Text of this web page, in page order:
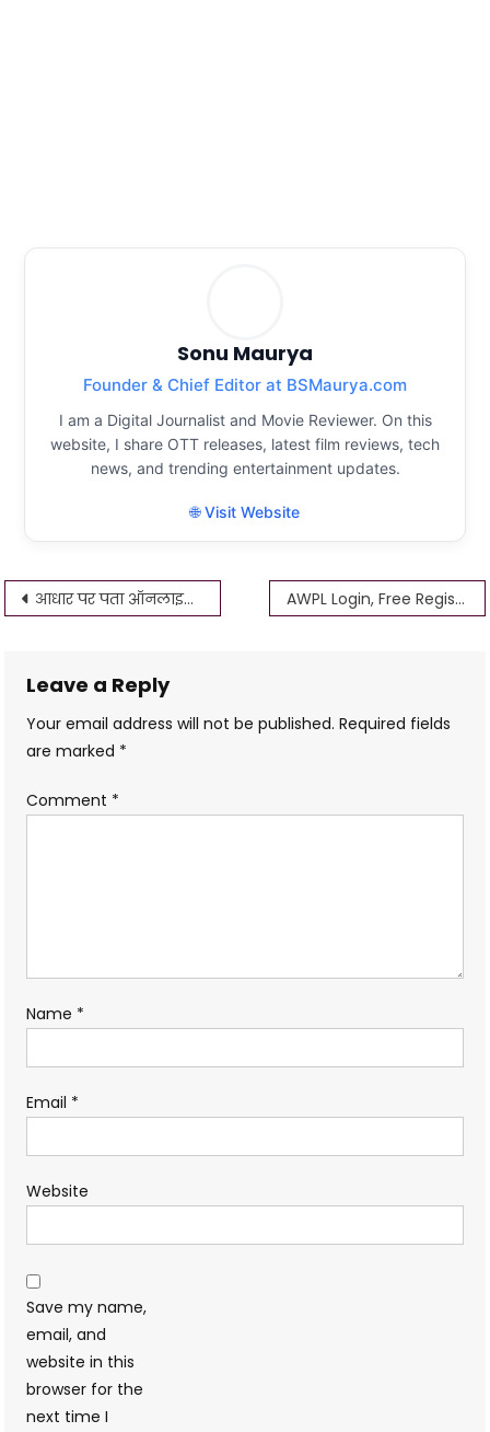
Sonu Maurya
Founder & Chief Editor at BSMaurya.com
I am a Digital Journalist and Movie Reviewer. On this
website, I share OTT releases, latest film reviews, tech
news, and trending entertainment updates.
🌐 Visit Website
Post
आधार पर पता ऑनलाइन कैसे अपडेट करें? आधार कार्ड में पता कैसे बदलें AWPL Login, Free Registration, कैसे करें awpl login id and password
Leave a Reply
Your email address will not be published. Required fields
are marked *
Comment *
Name *
Email *
Website
Save my name,
email, and
website in this
browser for the
next time I